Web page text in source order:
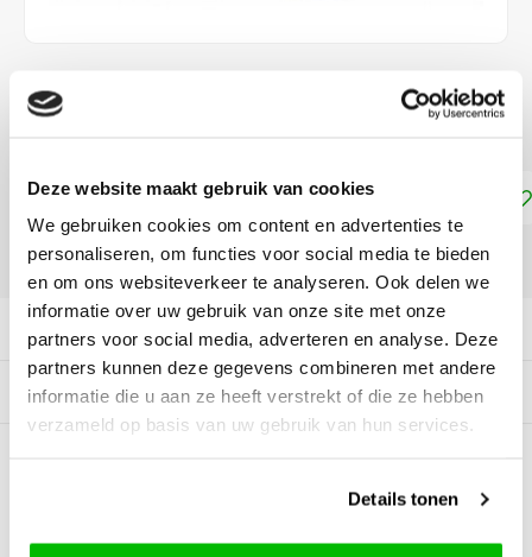
Deze website maakt gebruik van cookies
We gebruiken cookies om content en advertenties te
personaliseren, om functies voor social media te bieden
en om ons websiteverkeer te analyseren. Ook delen we
informatie over uw gebruik van onze site met onze
partners voor social media, adverteren en analyse. Deze
partners kunnen deze gegevens combineren met andere
informatie die u aan ze heeft verstrekt of die ze hebben
verzameld op basis van uw gebruik van hun services.
Details tonen
€13,55
Toevoegen aan winkelwagen
DELEN:
Productomschrijving
Gerelateerde producten